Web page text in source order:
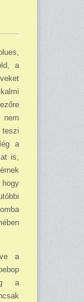
a
nem
a
is,
a
a